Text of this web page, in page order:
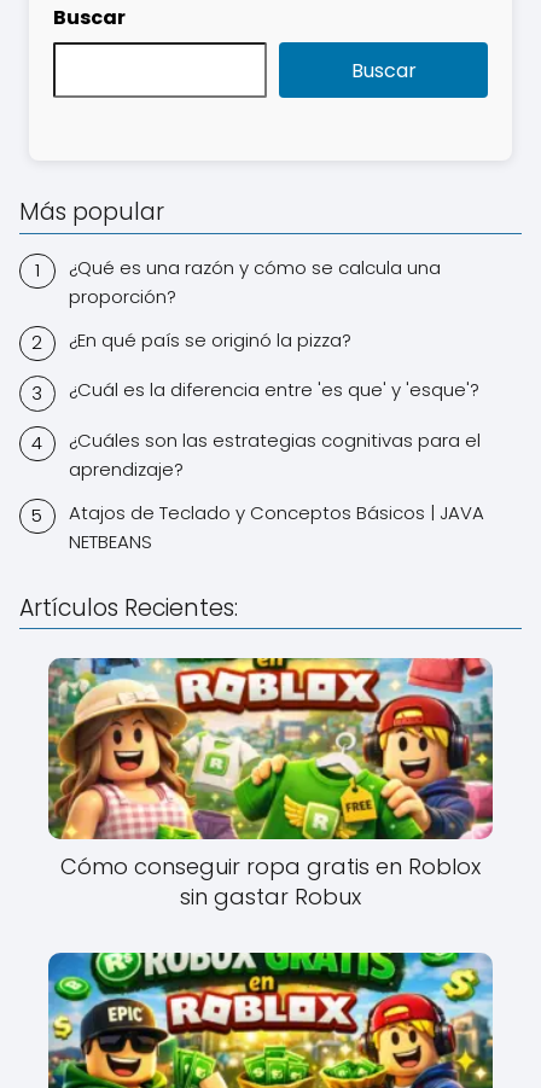
Buscar
Buscar
Más popular
¿Qué es una razón y cómo se calcula una
proporción?
¿En qué país se originó la pizza?
¿Cuál es la diferencia entre 'es que' y 'esque'?
¿Cuáles son las estrategias cognitivas para el
aprendizaje?
Atajos de Teclado y Conceptos Básicos | JAVA
NETBEANS
Artículos Recientes:
Cómo conseguir ropa gratis en Roblox
sin gastar Robux